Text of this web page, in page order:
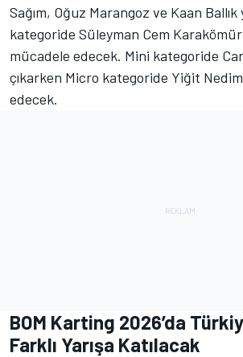
Sağım, Oğuz Marangoz ve Kaan
kategoride Süleyman Cem
mücadele edecek. Mini kategoride
çıkarken Micro kategoride Yiğit
edecek.
BOM Karting 2026’da
Farklı Yarışa Katılacak